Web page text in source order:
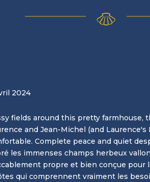
2024
fields around this pretty
and Jean-Michel (and
Complete peace and quiet
les immenses champs herbeux
propre et bien conçue pour
qui comprennent vraiment les